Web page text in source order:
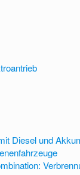
Diesel und